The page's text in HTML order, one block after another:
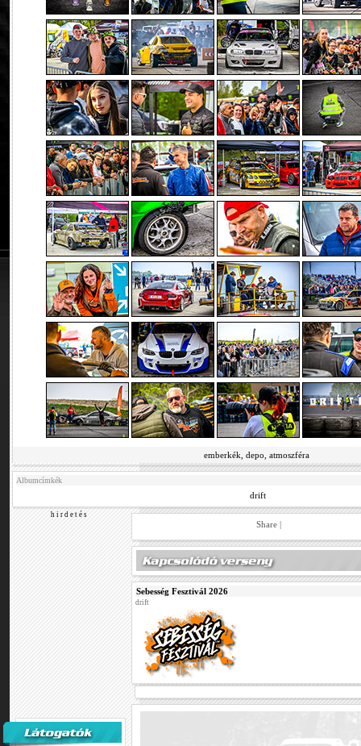
emberkék, depo, atmoszféra
Albumcímkék
drift
h i r d e t é s
Share |
Sebesség Fesztivál 2026
drift